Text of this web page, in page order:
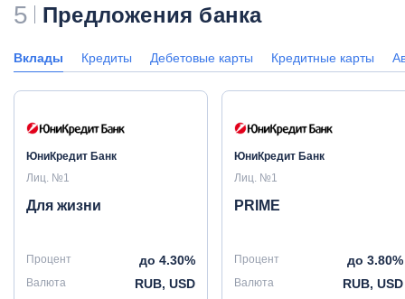
5 Предложения банка
Вклады Кредиты Дебетовые карты Кредитные карты
ЮниКредит Банк
Лиц. №1
Для жизни
Процент до 4.30%
Валюта RUB, USD
ЮниКредит Банк
Лиц. №1
PRIME
Процент до 3.80%
Валюта RUB, USD